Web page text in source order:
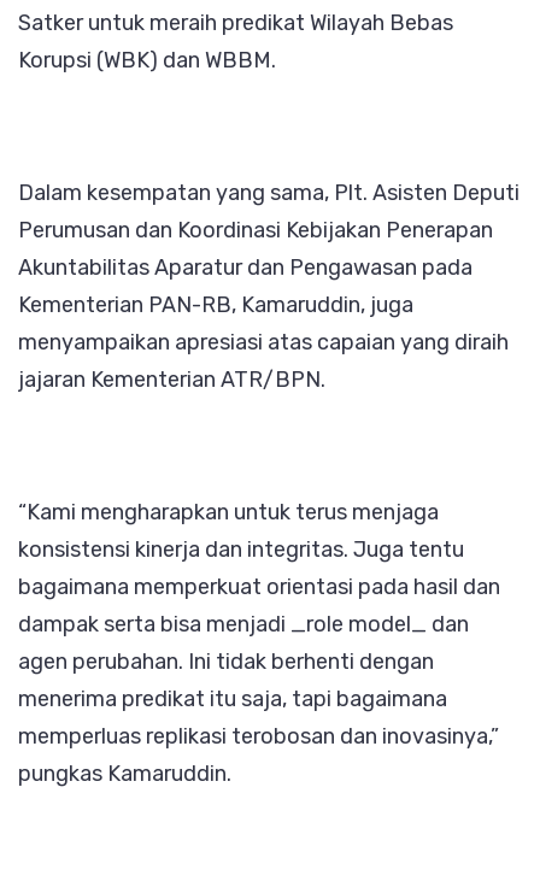
Satker untuk meraih predikat Wilayah Bebas
Korupsi (WBK) dan WBBM.
Dalam kesempatan yang sama, Plt. Asisten Deputi
Perumusan dan Koordinasi Kebijakan Penerapan
Akuntabilitas Aparatur dan Pengawasan pada
Kementerian PAN-RB, Kamaruddin, juga
menyampaikan apresiasi atas capaian yang diraih
jajaran Kementerian ATR/BPN.
“Kami mengharapkan untuk terus menjaga
konsistensi kinerja dan integritas. Juga tentu
bagaimana memperkuat orientasi pada hasil dan
dampak serta bisa menjadi _role model_ dan
agen perubahan. Ini tidak berhenti dengan
menerima predikat itu saja, tapi bagaimana
memperluas replikasi terobosan dan inovasinya,”
pungkas Kamaruddin.